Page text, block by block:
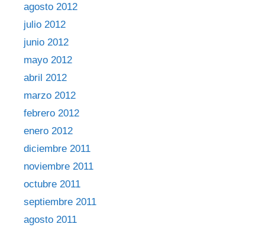
agosto 2012
julio 2012
junio 2012
mayo 2012
abril 2012
marzo 2012
febrero 2012
enero 2012
diciembre 2011
noviembre 2011
octubre 2011
septiembre 2011
agosto 2011